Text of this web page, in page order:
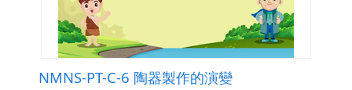
NMNS-PT-C-6 陶器製作的演變